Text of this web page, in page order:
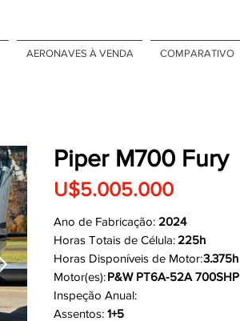
AERONAVES À VENDA COMPARATIVO
Piper M700 Fury
U$5.005.000
Ano de Fabricação: 2024
Horas Totais de Célula:225h
Horas Disponíveis de Motor:3.375h
Motor(es):P&W PT6A-52A 700SHP
Inspeção Anual:
Assentos: 1+5